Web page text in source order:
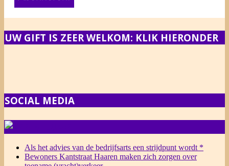
UW GIFT IS ZEER WELKOM: KLIK HIERONDER
SOCIAL MEDIA
Als het advies van de bedrijfsarts een strijdpunt wordt *
Bewoners Kantstraat Haaren maken zich zorgen over